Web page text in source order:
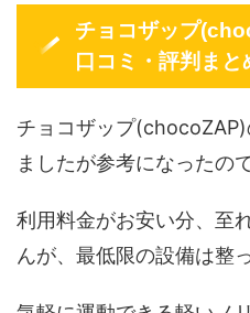
チョコザップ
口コミ・評判まと
チョコザップ
ましたが参考になったの
利用料金がお安い分、至
んが、最低限の設備は整